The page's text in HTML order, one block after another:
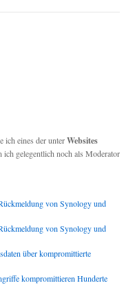
ich eines der unterWebsites
ich gelegentlich noch als Moderator
von Synology und
von Synology und
über kompromittierte
kompromittieren Hunderte